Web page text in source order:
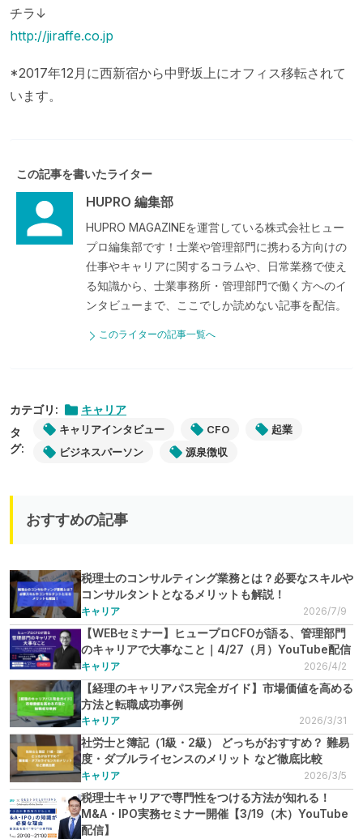
チラ↓
http://jiraffe.co.jp
*2017年12月に西新宿から中野坂上にオフィス移転されて
います。
この記事を書いたライター
HUPRO 編集部
HUPRO MAGAZINEを運営している株式会社ヒュー
プロ編集部です！士業や管理部門に携わる方向けの
仕事やキャリアに関するコラムや、日常業務で使え
る知識から、士業事務所・管理部門で働く方へのイ
ンタビューまで、ここでしか読めない記事を配信。
このライターの記事一覧へ
カテゴリ:
キャリア
タ
グ:
キャリアインタビュー CFO
起業
ビジネスパーソン
源泉徴収
おすすめの記事
税理士のコンサルティング業務とは？必要なスキルや
コンサルタントとなるメリットも解説！
キャリア 2026/7/9
【WEBセミナー】ヒュープロCFOが語る、管理部門
のキャリアで大事なこと｜4/27（月）YouTube配信
キャリア 2026/4/2
【経理のキャリアパス完全ガイド】市場価値を高める
方法と転職成功事例
キャリア 2026/3/31
社労士と簿記（1級・2級） どっちがおすすめ？ 難易
度・ダブルライセンスのメリット など徹底比較
キャリア 2026/3/5
税理士キャリアで専門性をつける方法が知れる！
M&A・IPO実務セミナー開催【3/19（木）YouTube
配信】